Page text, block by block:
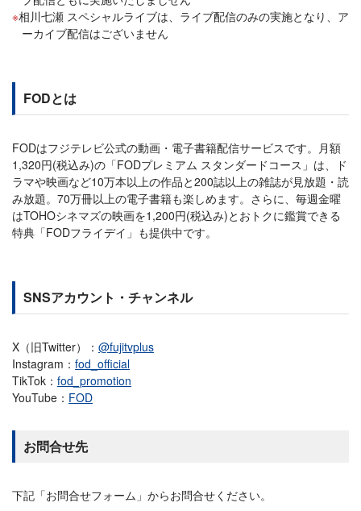
相川七瀬 スペシャルライブは、ライブ配信のみの実施となり、ア
ーカイブ配信はございません
FODとは
FODはフジテレビ公式の動画・電子書籍配信サービスです。月額
1,320円(税込み)の「FODプレミアム スタンダードコース」は、ド
ラマや映画など10万本以上の作品と200誌以上の雑誌が見放題・読
み放題。70万冊以上の電子書籍も楽しめます。さらに、毎週金曜
はTOHOシネマズの映画を1,200円(税込み)とおトクに鑑賞できる
特典「FODフライデイ」も提供中です。
SNSアカウント・チャンネル
X（旧Twitter）： @fujitvplus
Instagram： fod_official
TikTok： fod_promotion
YouTube： FOD
お問合せ先
下記「お問合せフォーム」からお問合せください。